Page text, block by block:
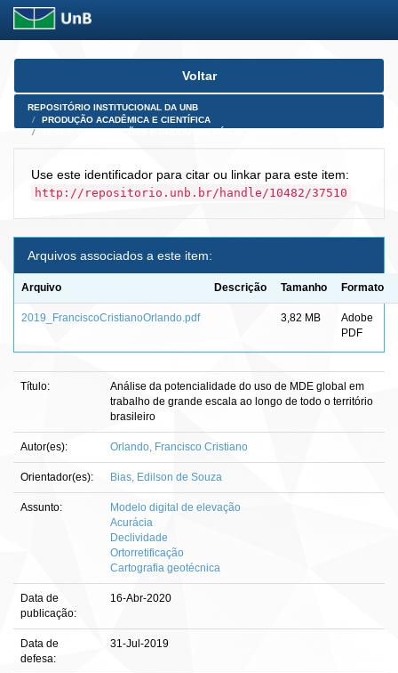
Skip
Voltar
REPOSITÓRIO INSTITUCIONAL DA UNB
PRODUÇÃO ACADÊMICA E CIENTÍFICA
Use este identificador para citar ou linkar para este item:
http://repositorio.unb.br/handle/10482/37510
Arquivos associados a este item:
Arquivo Descrição Tamanho Formato
2019_FranciscoCristianoOrlando.pdf 3,82 MB
Adobe
PDF
Título:
Análise da potencialidade do uso de MDE global em
trabalho de grande escala ao longo de todo o território
brasileiro
Autor(es): Orlando, Francisco Cristiano
Orientador(es): Bias, Edilson de Souza
Assunto:
Modelo digital de elevação
Acurácia
Declividade
Ortorretificação
Cartografia geotécnica
Data de
publicação:
16-Abr-2020
Data de
defesa:
31-Jul-2019